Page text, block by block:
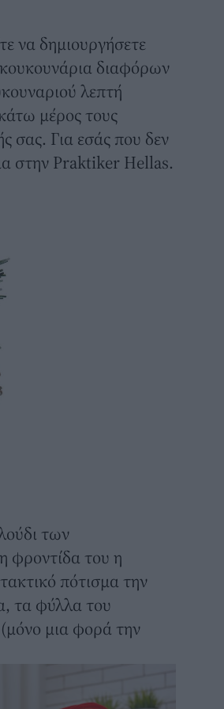
να δημιουργήσετε
διαφόρων
λεπτή
μέρος τους
σας. Για εσάς που δεν
στην Praktiker Hellas.
των
φροντίδα του η
πότισμα την
τα φύλλα του
(μόνο μια φορά την